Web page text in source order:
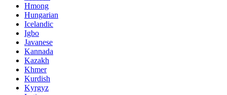
Hmong
Hungarian
Icelandic
Igbo
Javanese
Kannada
Kazakh
Khmer
Kurdish
Kyrgyz